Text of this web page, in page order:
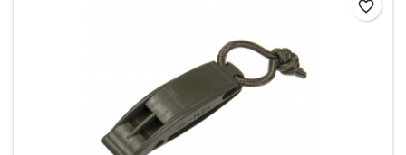
favorite_border